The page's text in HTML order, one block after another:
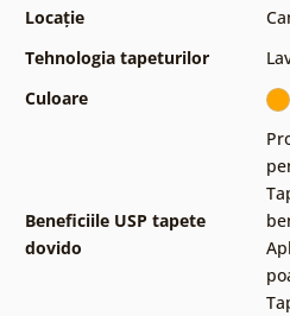
Locație
Tehnologia tapeturilor
Culoare
Beneficiile USP tapete
dovido